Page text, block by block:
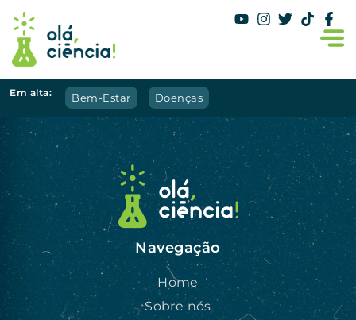
Em alta: Bem-Estar Doenças
Navegação
Home
Sobre nós